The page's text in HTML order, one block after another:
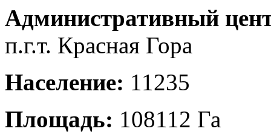
Административный
п.г.т. Красная Гора
Население: 11235
Площадь: 108112 Га